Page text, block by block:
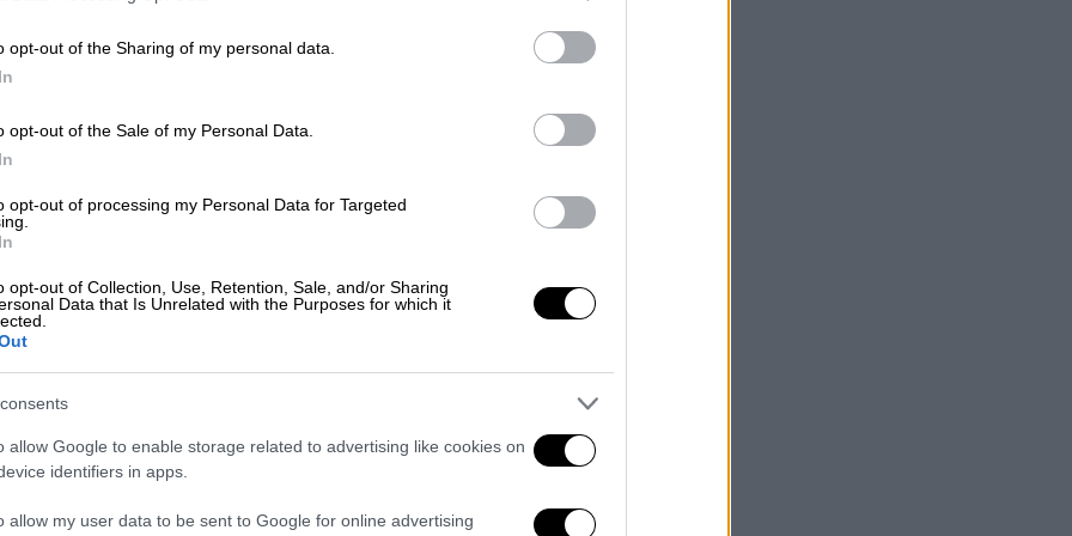
opt-out of the Sharing of my personal data.
opt-out of the Sale of my Personal Data.
opt-out of processing my Personal Data for Targeted
opt-out of Collection, Use, Retention, Sale, and/or Sharing
Data that Is Unrelated with the Purposes for which it
allow Google to enable storage related to advertising like cookies on
identifiers in apps.
allow my user data to be sent to Google for online advertising
Καταδύτης 100 ετών συγκίνησε
στο Παγκόσμιο Πρωτάθλημα:
εντυπωσιακή βουτιά
από το 1μ στην πισίνα της Ντόχα και
δάκρυσε από συγκίνηση
Ελλάδα
Ευγενία Μαστορίδου: Η πρώτη
δύτρια με σκάφανδρο πέρασε